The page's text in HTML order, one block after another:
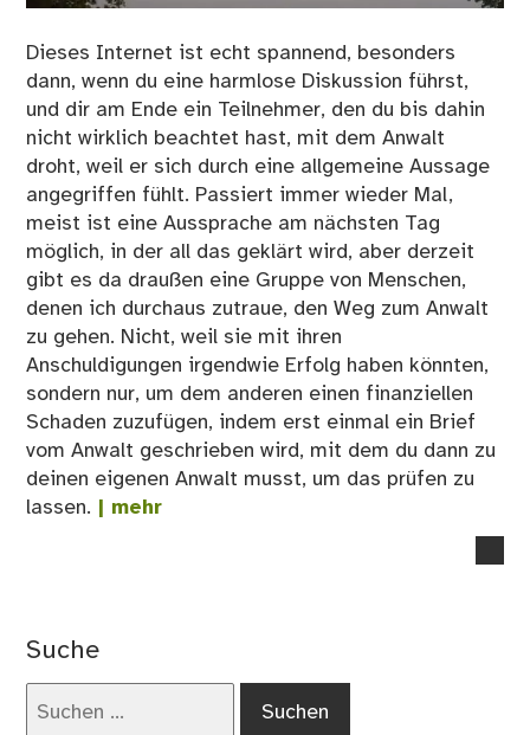
Dieses Internet ist echt spannend, besonders
dann, wenn du eine harmlose Diskussion führst,
und dir am Ende ein Teilnehmer, den du bis dahin
nicht wirklich beachtet hast, mit dem Anwalt
droht, weil er sich durch eine allgemeine Aussage
angegriffen fühlt. Passiert immer wieder Mal,
meist ist eine Aussprache am nächsten Tag
möglich, in der all das geklärt wird, aber derzeit
gibt es da draußen eine Gruppe von Menschen,
denen ich durchaus zutraue, den Weg zum Anwalt
zu gehen. Nicht, weil sie mit ihren
Anschuldigungen irgendwie Erfolg haben könnten,
sondern nur, um dem anderen einen finanziellen
Schaden zuzufügen, indem erst einmal ein Brief
vom Anwalt geschrieben wird, mit dem du dann zu
deinen eigenen Anwalt musst, um das prüfen zu
lassen. | mehr
Suche